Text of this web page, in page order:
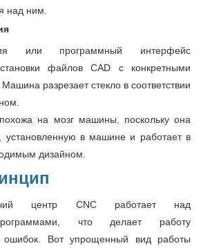
над ним.
или программный интерфейс
файлов CAD с конкретными
разрезает стекло в соответствии
на мозг машины, поскольку она
в машине и работает в
дизайном.
центр CNC работает над
что делает работу
Вот упрощенный вид работы